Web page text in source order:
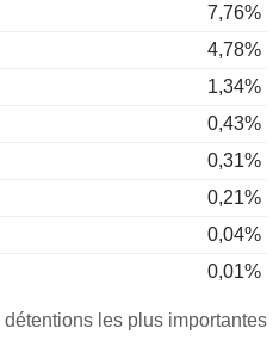
7,76%
4,78%
1,34%
0,43%
0,31%
0,21%
0,04%
0,01%
les plus importantes